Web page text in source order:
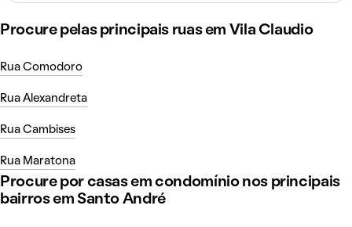
Procure pelas principais ruas em Vila Claudio
Rua Comodoro
Rua Alexandreta
Rua Cambises
Rua Maratona
Procure por casas em condomínio nos principais
bairros em Santo André